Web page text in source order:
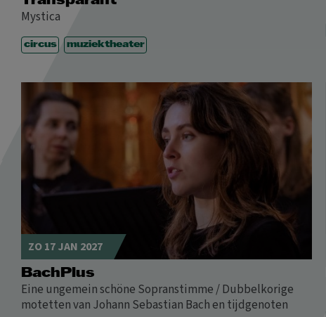
Mystica
circus muziektheater
ZO 17 JAN 2027
BachPlus
Eine ungemein schöne Sopranstimme / Dubbelkorige
motetten van Johann Sebastian Bach en tijdgenoten